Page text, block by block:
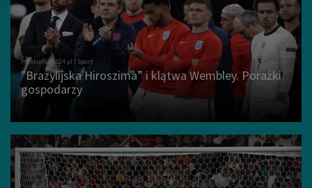
"Brazylijska Hiroszima” i klątwa Wembley. Porażki
gospodarzy